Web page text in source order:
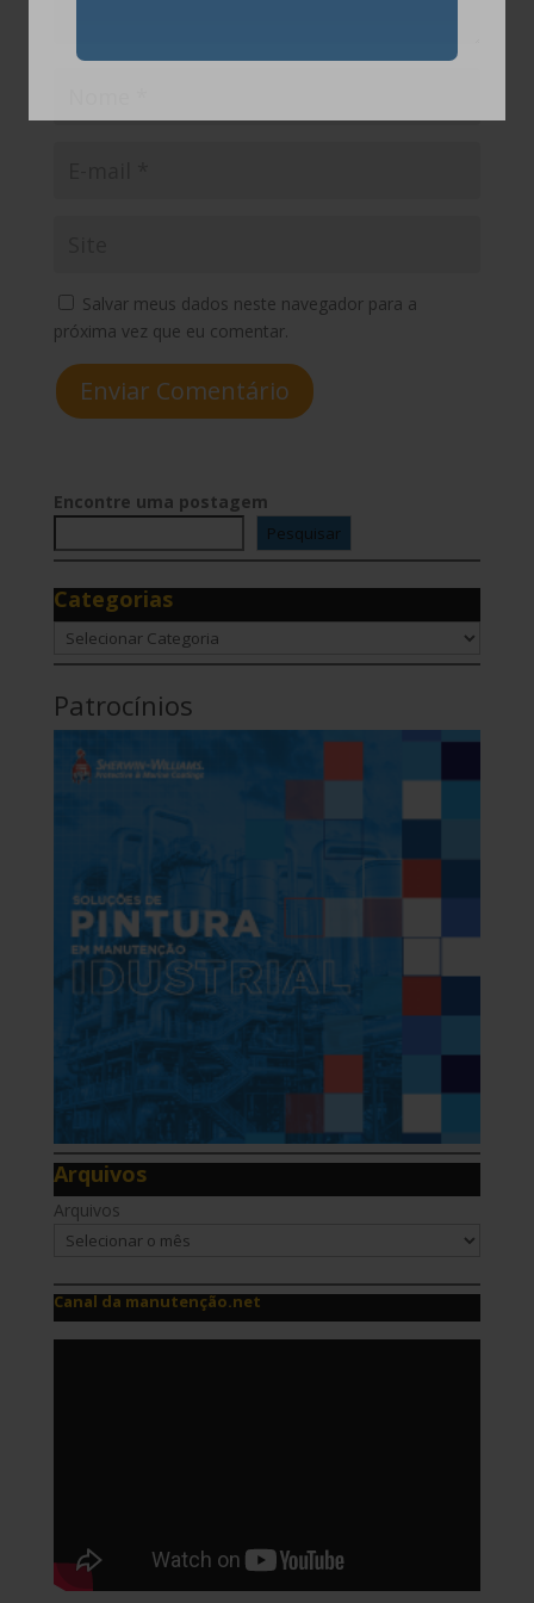
Salvar meus dados neste navegador para a
próxima vez que eu comentar.
Enviar Comentário
Encontre uma postagem
Pesquisar
Categorias
Categorias
Patrocínios
Arquivos
Arquivos
Canal da manutenção.net